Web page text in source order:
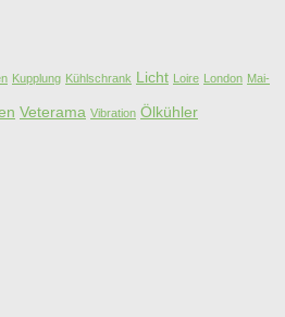
Kupplung Kühlschrank Licht Loire London Mai-
Veterama Vibration Ölkühler